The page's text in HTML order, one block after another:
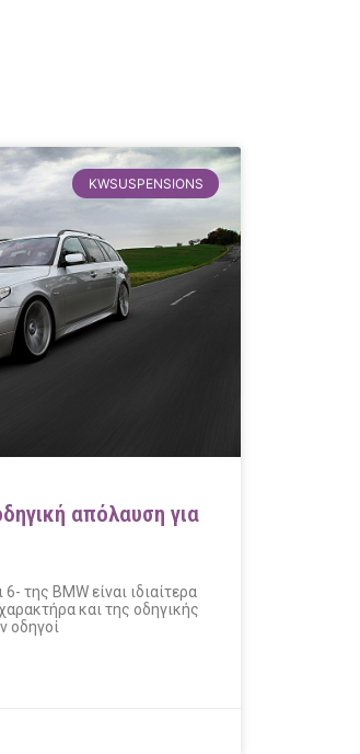
KWSUSPENSIONS
απόλαυση για
της BMW είναι ιδιαίτερα
και της οδηγικής
οδηγοί